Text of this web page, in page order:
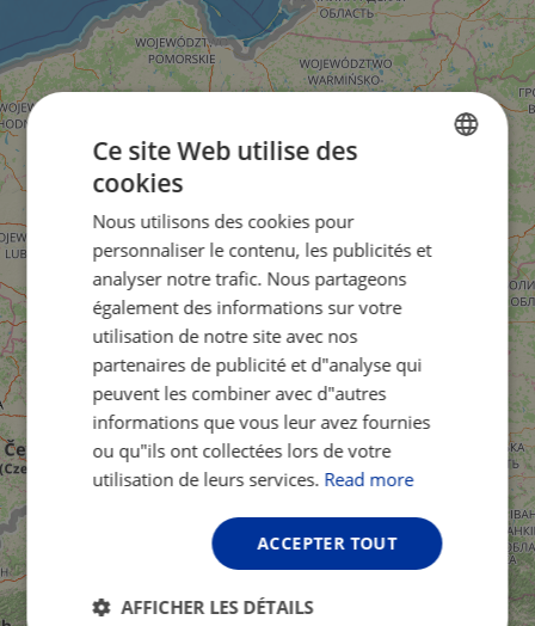
Ce site Web utilise des
cookies
Nous utilisons des cookies pour
personnaliser le contenu, les publicités et
analyser notre trafic. Nous partageons
également des informations sur votre
utilisation de notre site avec nos
partenaires de publicité et d"analyse qui
peuvent les combiner avec d"autres
informations que vous leur avez fournies
ou qu"ils ont collectées lors de votre
utilisation de leurs services. Read more
ACCEPTER TOUT
AFFICHER LES DÉTAILS